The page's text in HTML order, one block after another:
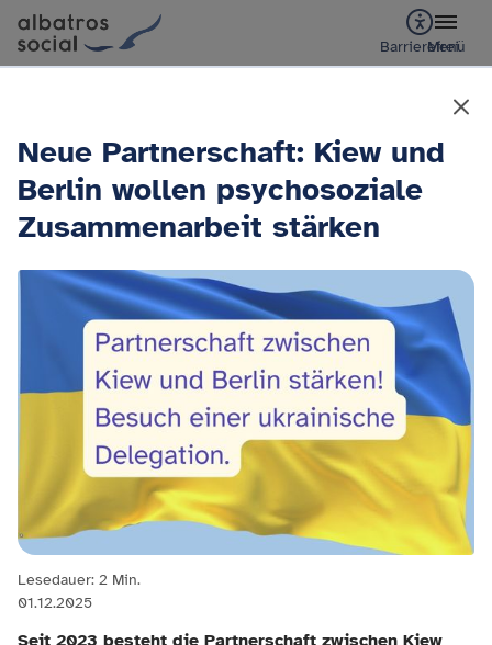
Barrierefrei
Menü
Neue Partnerschaft: Kiew und
Berlin wollen psychosoziale
Zusammenarbeit stärken
Lesedauer: 2 Min.
01.12.2025